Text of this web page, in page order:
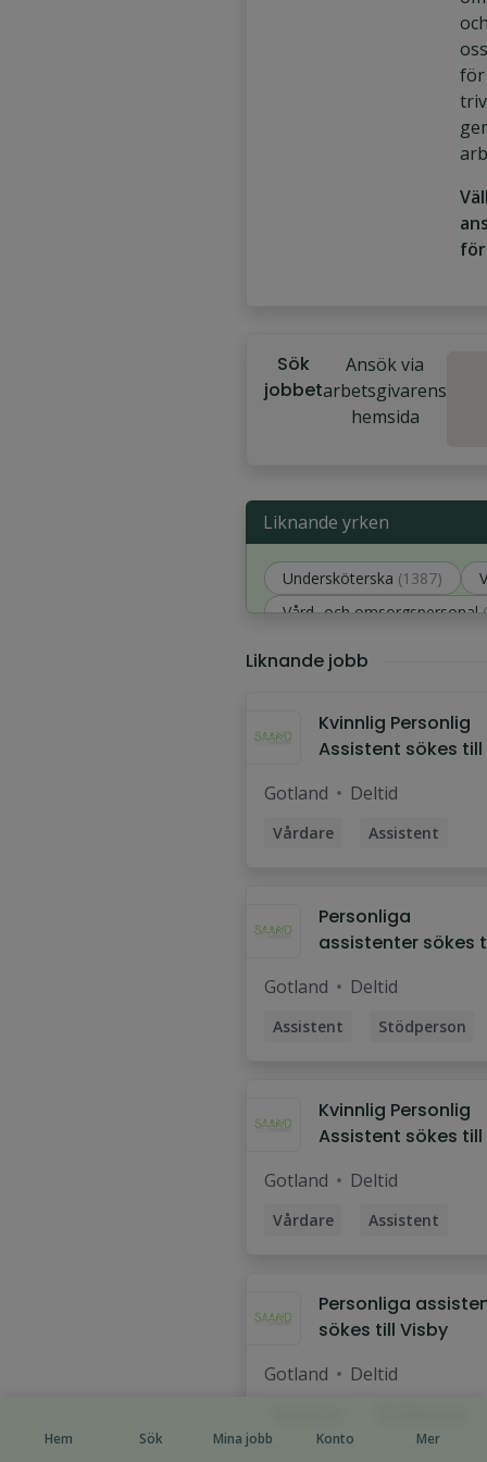
för
Sök
jobbet
Ansök via
arbetsgivarens
hemsida
Liknande yrken
Undersköterska (1387)
Vård- och omsorgspersonal
Liknande jobb
Kvinnlig Personlig
Assistent sökes till
Gotland Deltid
Vårdare
Assistent
Kvinnlig assistent
Personlig assistent
Personliga
assistenter sökes
Gotland Deltid
Assistent
Stödperson
Personlig assistent
Kvinnlig Personlig
Assistent sökes till
Gotland Deltid
Vårdare
Assistent
Kvinnlig assistent
Personlig assistent
Personliga
sökes till Visby
Gotland Deltid
Stödassistent
Hem Sök Mina jobb Konto Mer